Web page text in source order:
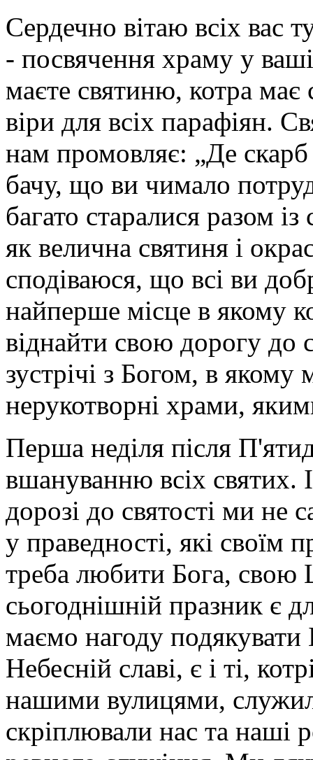
Сердечно вітаю всіх вас
- посвячення храму у
маєте святиню, котра
віри для всіх парафіян.
нам промовляє: „Де
бачу, що ви чимало
багато старалися разом
як велична святиня і
сподіваюся, що всі ви
найперше місце в якому
віднайти свою дорогу до
зустрічі з Богом, в якому
нерукотворні храми,
Перша неділя після
вшануванню всіх святих.
дорозі до святості ми не
у праведності, які своїм
треба любити Бога, свою
сьогоднішній празник є
маємо нагоду подякувати
Небесній славі, є і ті,
нашими вулицями,
скріплювали нас та наші